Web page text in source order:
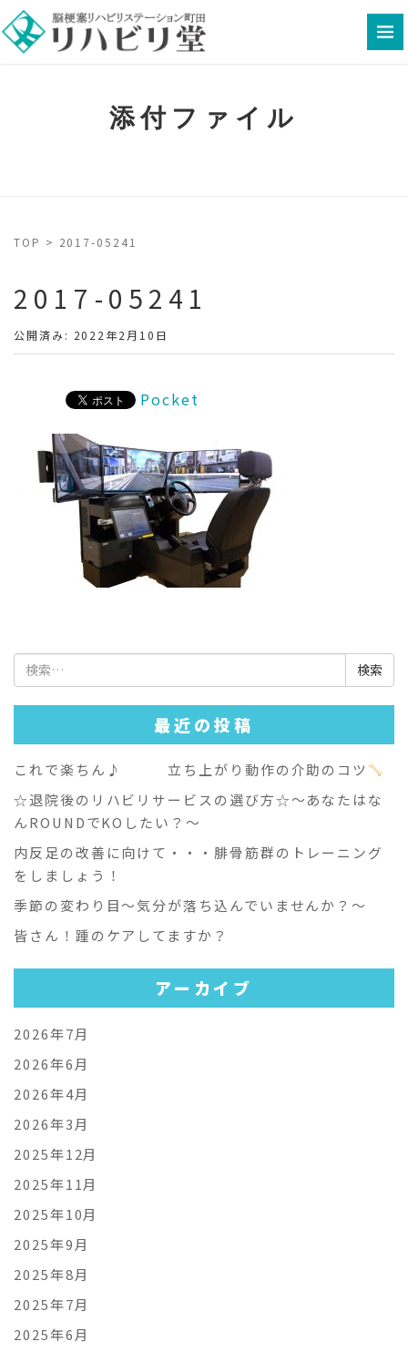
添付ファイル
TOP > 2017-05241
2017-05241
公開済み: 2022年2月10日
Pocket
検
索:
最近の投稿
これで楽ちん♪ 立ち上がり動作の介助のコツ
☆退院後のリハビリサービスの選び方☆～あなたはな
んROUNDでKOしたい？～
内反足の改善に向けて・・・腓骨筋群のトレーニング
をしましょう！
季節の変わり目～気分が落ち込んでいませんか？～
皆さん！踵のケアしてますか？
アーカイブ
2026年7月
2026年6月
2026年4月
2026年3月
2025年12月
2025年11月
2025年10月
2025年9月
2025年8月
2025年7月
2025年6月